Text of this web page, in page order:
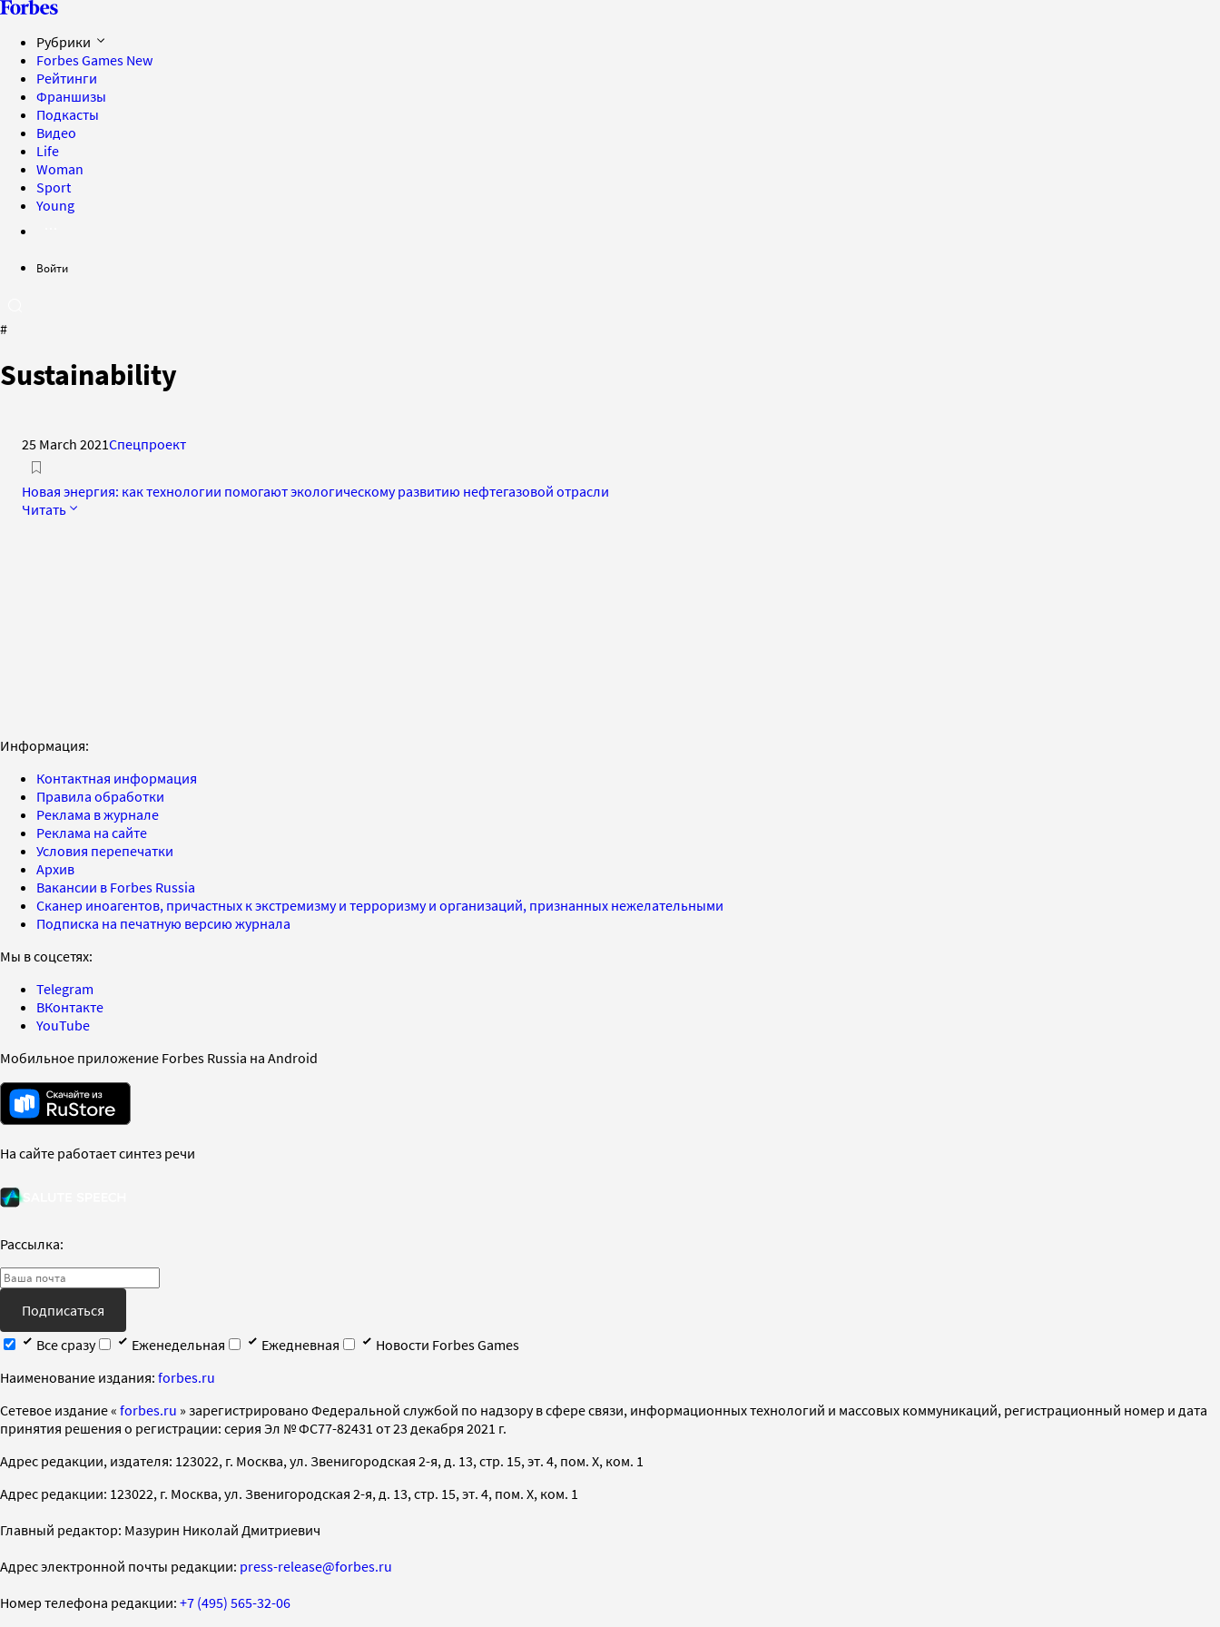
Рубрики
Forbes Games New
Рейтинги
Франшизы
Подкасты
Видео
Life
Woman
Sport
Young
Войти
#
Sustainability
25 March 2021Спецпроект
Новая энергия: как технологии помогают экологическому развитию нефтегазовой отрасли
Читать
Информация:
Контактная информация
Правила обработки
Реклама в журнале
Реклама на сайте
Условия перепечатки
Архив
Вакансии в Forbes Russia
Сканер иноагентов, причастных к экстремизму и терроризму и организаций, признанных нежелательными
Подписка на печатную версию журнала
Мы в соцсетях:
Telegram
ВКонтакте
YouTube
Мобильное приложение Forbes Russia на Android
На сайте работает синтез речи
Рассылка:
Подписаться
Все сразу
Еженедельная Ежедневная
Новости Forbes Games
Наименование издания: forbes.ru
Cетевое издание « forbes.ru » зарегистрировано Федеральной службой по надзору в сфере связи, информационных технологий и массовых коммуникаций, регистрационный номер и дата
принятия решения о регистрации: серия Эл № ФС77-82431 от 23 декабря 2021 г.
Адрес редакции, издателя: 123022, г. Москва, ул. Звенигородская 2-я, д. 13, стр. 15, эт. 4, пом. X, ком. 1
Адрес редакции: 123022, г. Москва, ул. Звенигородская 2-я, д. 13, стр. 15, эт. 4, пом. X, ком. 1
Главный редактор: Мазурин Николай Дмитриевич
Адрес электронной почты редакции: press-release@forbes.ru
Номер телефона редакции: +7 (495) 565-32-06